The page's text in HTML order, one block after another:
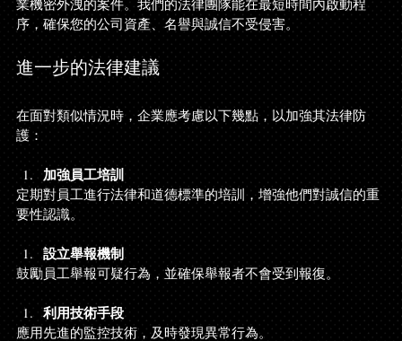
業機密外洩的案件。我們的法律團隊能在最短時間內啟動程
序，確保您的公司資產、名譽與誠信不受侵害。
進一步的法律建議
在面對類似情況時，企業應考慮以下幾點，以加強其法律防
護：
加強員工培訓
定期對員工進行法律和道德標準的培訓，增強他們對誠信的重
要性認識。
設立舉報機制
鼓勵員工舉報可疑行為，並確保舉報者不會受到報復。
利用技術手段
應用先進的監控技術，及時發現異常行為。